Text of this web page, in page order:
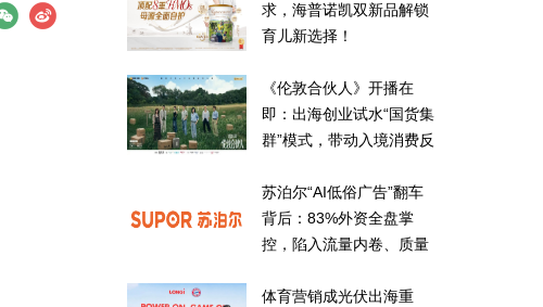
求，海普诺凯双新品解锁
育儿新选择！
《伦敦合伙人》开播在
即：出海创业试水“国货集
群”模式，带动入境消费反
苏泊尔“AI低俗广告”翻车
背后：83%外资全盘掌
控，陷入流量内卷、质量
体育营销成光伏出海重